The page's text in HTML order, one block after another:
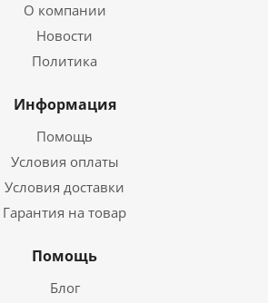
О компании
Новости
Политика
Информация
Помощь
Условия оплаты
Условия доставки
Гарантия на товар
Помощь
Блог